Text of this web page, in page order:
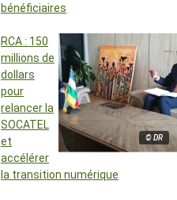
bénéficiaires
© DR
RCA : 150
millions de
dollars
pour
relancer la
SOCATEL
et
accélérer
la transition numérique